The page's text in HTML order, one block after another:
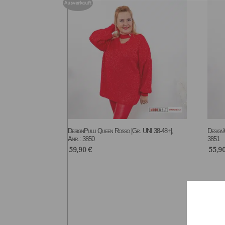
Ausverkauft
DesignPulli Queen Rosso |Gr. UNI 38-48+|,
Anr.: 3850
59,90€
3851